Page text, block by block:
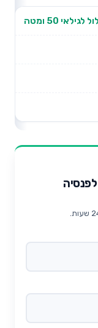
50 ומטה